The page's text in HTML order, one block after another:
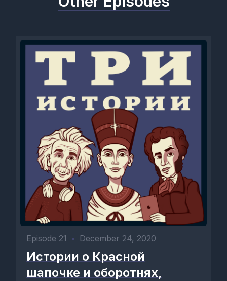
Episode 21 • December 24, 2020
Истории о Красной
шапочке и оборотнях,